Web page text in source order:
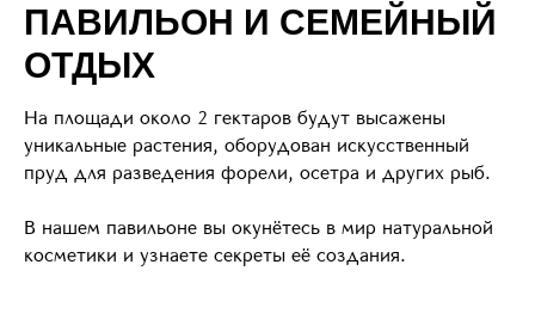
ПАВИЛЬОН И СЕМЕЙНЫЙ
ОТДЫХ
На площади около 2 гектаров будут высажены
уникальные растения, оборудован искусственный
пруд для разведения форели, осетра и других рыб.
В нашем павильоне вы окунётесь в мир натуральной
косметики и узнаете секреты её создания.